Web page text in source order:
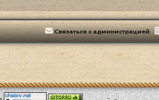
Связаться с администрацией